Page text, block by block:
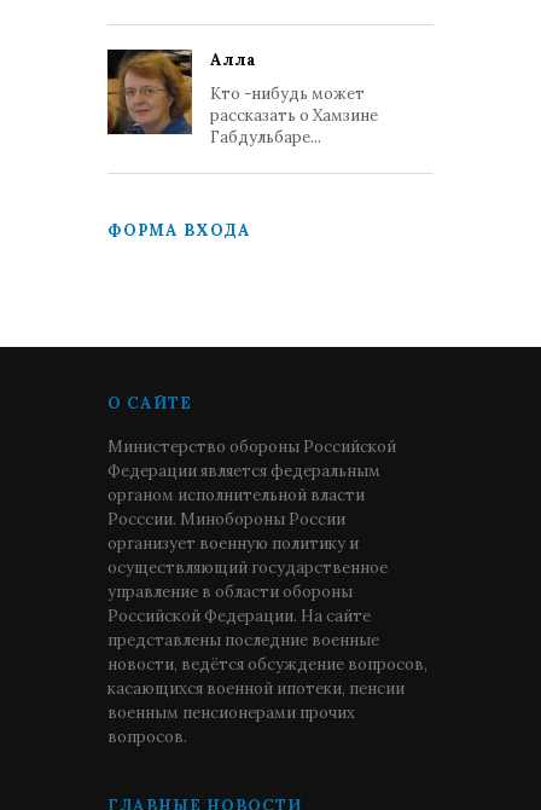
Алла
Кто -нибудь может
рассказать о Хамзине
Габдульбаре...
ФОРМА ВХОДА
О САЙТЕ
Министерство обороны Российской
Федерации является федеральным
органом исполнительной власти
Росссии. Минобороны России
организует военную политику и
осуществляющий государственное
управление в области обороны
Российской Федерации. На сайте
представлены последние военные
новости, ведётся обсуждение вопросов,
касающихся военной ипотеки, пенсии
военным пенсионерами прочих
вопросов.
ГЛАВНЫЕ НОВОСТИ